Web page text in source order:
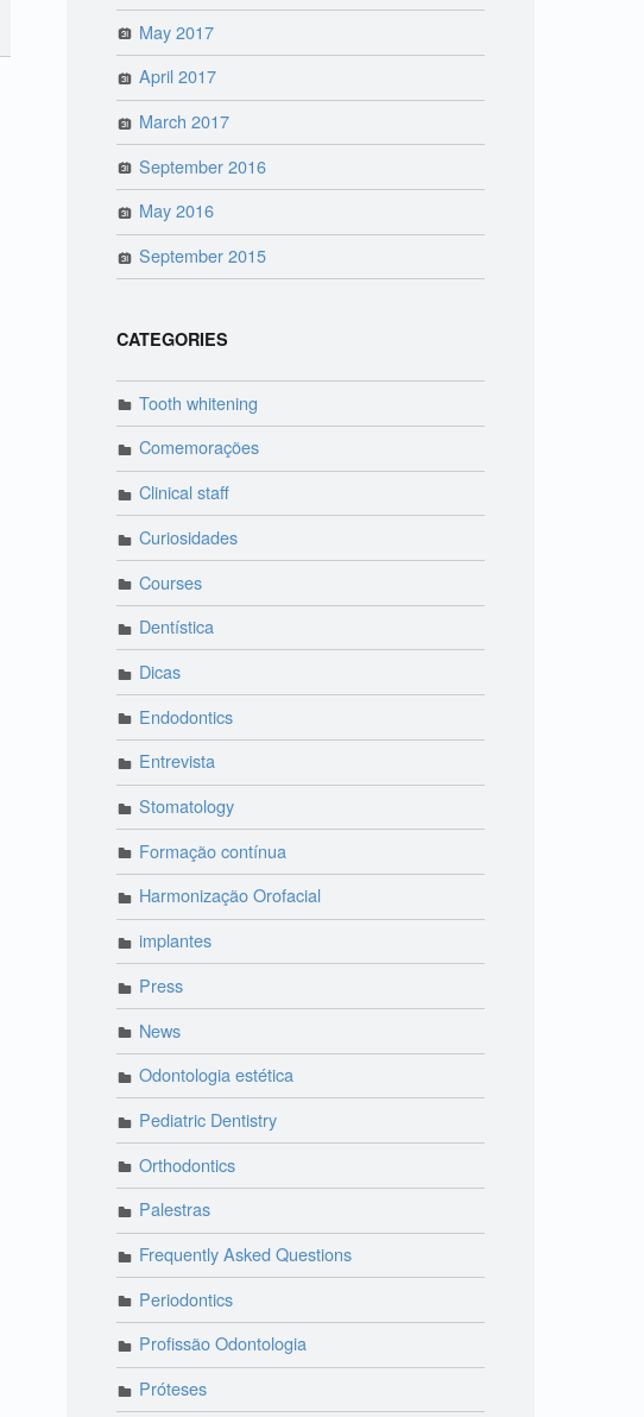
May 2017
April 2017
March 2017
September 2016
May 2016
September 2015
CATEGORIES
Tooth whitening
Comemorações
Clinical staff
Curiosidades
Courses
Dentística
Dicas
Endodontics
Entrevista
Stomatology
Formação contínua
Harmonização Orofacial
implantes
Press
News
Odontologia estética
Pediatric Dentistry
Orthodontics
Palestras
Frequently Asked Questions
Periodontics
Profissão Odontologia
Próteses